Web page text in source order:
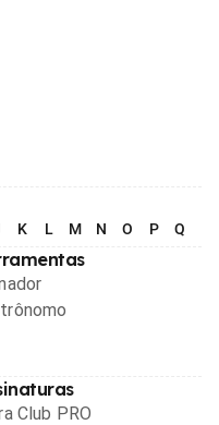
K L M N O P Q
Club PRO